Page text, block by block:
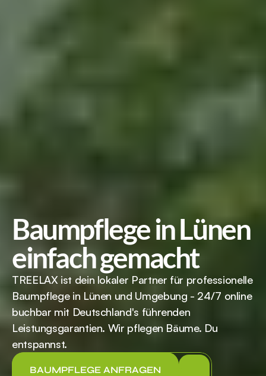
Baumpflege in Lünen
einfach gemacht
TREELAX ist dein lokaler Partner für professionelle
Baumpflege in Lünen und Umgebung - 24/7 online
buchbar mit Deutschland's führenden
Leistungsgarantien. Wir pflegen Bäume. Du
entspannst.
BAUMPFLEGE ANFRAGEN